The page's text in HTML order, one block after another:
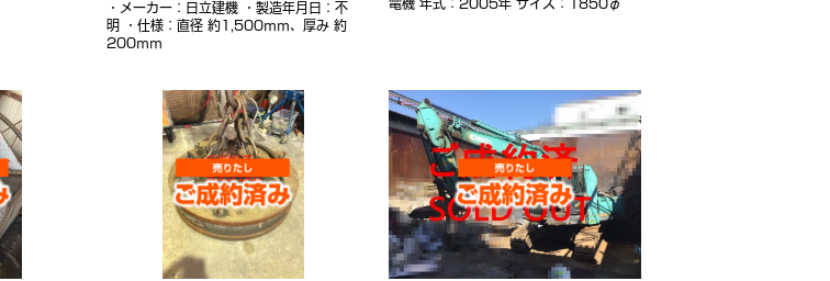
・メーカー：日立建機 ・製造年月日：不
明 ・仕様：直径 約1,500ｍｍ、厚み 約
200ｍｍ
電機 年式：2005年 サイズ：1850φ